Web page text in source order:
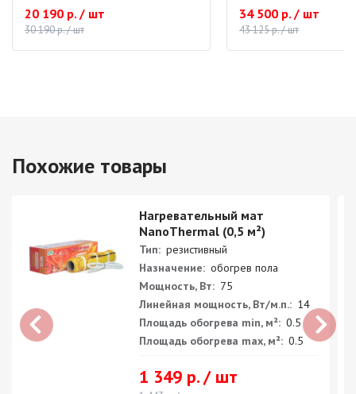
20 190 р. / шт
30 190 р. / шт
34 500 р. / шт
43 125 р. / шт
Похожие товары
Нагревательный мат
NanoThermal (0,5 м²)
Тип: резистивный
Назначение: обогрев пола
Мощность, Вт: 75
Линейная мощность, Вт/м.п.: 14
Площадь обогрева min, м²: 0.5
Площадь обогрева max, м²: 0.5
1 349 р. / шт